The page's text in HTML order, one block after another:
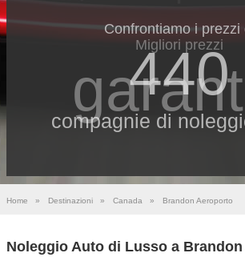
Confrontiamo i prezzi
440
compagnie di
Migliori prezzi
Home » Destinazioni » Canada » Brandon Aeroporto
Noleggio Auto di Lusso a